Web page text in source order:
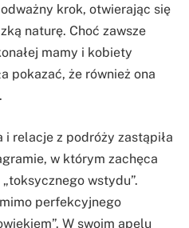
krok, otwierając się
naturę. Choć zawsze
mamy i kobiety
pokazać, że również ona
relacje z podróży zastąpiła
w którym zachęca
wstydu”.
perfekcyjnego
W swoim apelu